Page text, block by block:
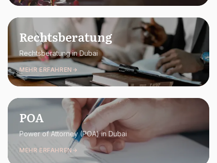
Rechtsberatung
Rechtsberatung in Dubai
MEHR ERFAHREN
POA
Power of Attorney (POA) in Dubai
MEHR ERFAHREN